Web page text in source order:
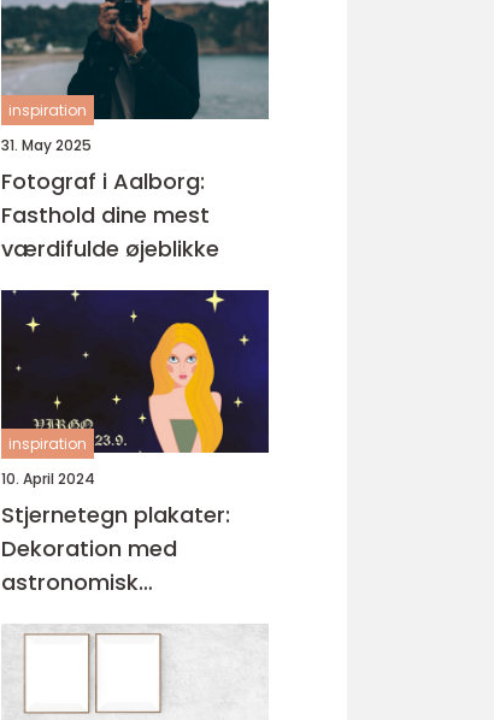
inspiration
31. May 2025
Fotograf i Aalborg:
Fasthold dine mest
værdifulde øjeblikke
inspiration
10. April 2024
Stjernetegn plakater:
Dekoration med
astronomisk
personlighed